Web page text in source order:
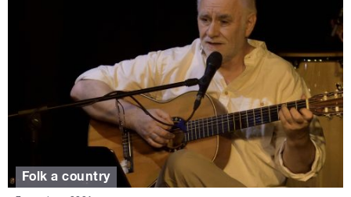
Folk a country